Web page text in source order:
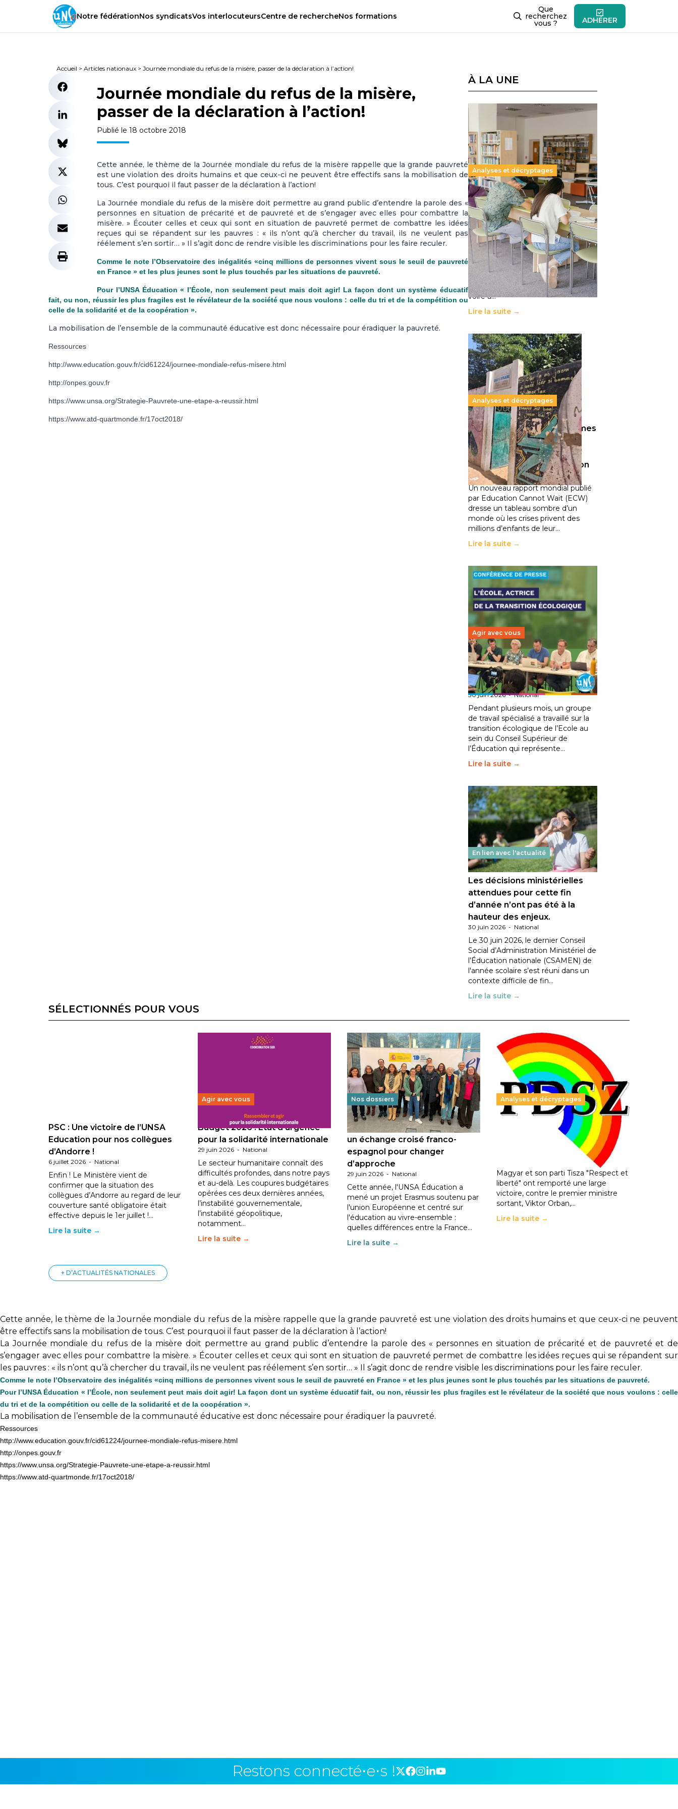
Notre fédérationNos syndicatsVos interlocuteursCentre de rechercheNos formations
Que
recherchez
vous ? ADHÉRER
Accueil > Articles nationaux > Journée mondiale du refus de la misère, passer de la déclaration à l’action!
Journée mondiale du refus de la misère,
passer de la déclaration à l’action!
Publié le 18 octobre 2018
Cette année, le thème de la Journée mondiale du refus de la misère rappelle que la grande pauvreté
est une violation des droits humains et que ceux-ci ne peuvent être effectifs sans la mobilisation de
tous. C’est pourquoi il faut passer de la déclaration à l’action!
La Journée mondiale du refus de la misère doit permettre au grand public d’entendre la parole des «
personnes en situation de précarité et de pauvreté et de s’engager avec elles pour combattre la
misère. » Écouter celles et ceux qui sont en situation de pauvreté permet de combattre les idées
reçues qui se répandent sur les pauvres : « ils n’ont qu’à chercher du travail, ils ne veulent pas
réélement s’en sortir… » Il s’agit donc de rendre visible les discriminations pour les faire reculer.
Comme le note l’Observatoire des inégalités «cinq millions de personnes vivent sous le seuil de pauvreté
en France » et les plus jeunes sont le plus touchés par les situations de pauvreté.
Pour l’UNSA Éducation « l’École, non seulement peut mais doit agir! La façon dont un système éducatif
fait, ou non, réussir les plus fragiles est le révélateur de la société que nous voulons : celle du tri et de la compétition ou
celle de la solidarité et de la coopération ».
La mobilisation de l’ensemble de la communauté éducative est donc nécessaire pour éradiquer la pauvreté.
Ressources
http://www.education.gouv.fr/cid61224/journee-mondiale-refus-misere.html
http://onpes.gouv.fr
https://www.unsa.org/Strategie-Pauvrete-une-etape-a-reussir.html
https://www.atd-quartmonde.fr/17oct2018/
À LA UNE
Analyses et décryptages
Supérieur privé : une dérive
qui met à mal la promesse
républicaine
11 juillet 2026- National
Le projet de loi sur la régulation de
l’enseignement supérieur privé met
en lumière l’amplification d’un
système qui relègue l’acte
pédagogique au superfétatoire,
voire à…
Lire la suite →
Analyses et décryptages
258 millions d’enfants victimes
de la guerre, des chocs
climatiques et des
déplacements de population
11 juillet 2026 -National
Un nouveau rapport mondial publié
par Education Cannot Wait (ECW)
dresse un tableau sombre d’un
monde où les crises privent des
millions d’enfants de leur…
Lire la suite →
Agir avec vous
Transition écologique de
l’éducation : l’UNSA Éducation
fait bouger les lignes
30 juin 2026-National
Pendant plusieurs mois, un groupe
de travail spécialisé a travaillé sur la
transition écologique de l’Ecole au
sein du Conseil Supérieur de
l’Éducation qui représente…
Lire la suite →
En lien avec l'actualité
Les décisions ministérielles
attendues pour cette fin
d’année n’ont pas été à la
hauteur des enjeux.
30 juin 2026 - National
Le 30 juin 2026, le dernier Conseil
Social d’Administration Ministériel de
l’Éducation nationale (CSAMEN) de
l'année scolaire s’est réuni dans un
contexte difficile de fin…
Lire la suite →
SÉLECTIONNÉS POUR VOUS
PSC : Une victoire de l’UNSA
Education pour nos collègues
d’Andorre !
6 juillet 2026 - National
Enfin ! Le Ministère vient de
confirmer que la situation des
collègues d’Andorre au regard de leur
couverture santé obligatoire était
effective depuis le 1er juillet !…
Lire la suite →
Agir avec vous
Budget 2026 : État d’urgence
pour la solidarité internationale
29 juin 2026 - National
Le secteur humanitaire connaît des
difficultés profondes, dans notre pays
et au-delà. Les coupures budgétaires
opérées ces deux dernières années,
l’instabilité gouvernementale,
l’instabilité géopolitique,
notamment…
Lire la suite →
Nos dossiers
Éducation au vivre-ensemble :
un échange croisé franco-
espagnol pour changer
d’approche
29 juin 2026 - National
Cette année, l'UNSA Éducation a
mené un projet Erasmus soutenu par
l'union Européenne et centré sur
l'éducation au vivre-ensemble :
quelles différences entre la France…
Lire la suite →
Analyses et décryptages
Hongrie : du changement pour
les politiques éducatives, aussi !
En Hongrie, le conservateur Peter
Magyar et son parti Tisza "Respect et
liberté" ont remporté une large
victoire, contre le premier ministre
sortant, Viktor Orban,…
Lire la suite →
+ D’ACTUALITÉS NATIONALES
Cette année, le thème de la Journée mondiale du refus de la misère rappelle que la grande pauvreté est une violation des droits humains et que ceux-ci ne peuvent
être effectifs sans la mobilisation de tous. C’est pourquoi il faut passer de la déclaration à l’action!
La Journée mondiale du refus de la misère doit permettre au grand public d’entendre la parole des « personnes en situation de précarité et de pauvreté et de
s’engager avec elles pour combattre la misère. » Écouter celles et ceux qui sont en situation de pauvreté permet de combattre les idées reçues qui se répandent sur
les pauvres : « ils n’ont qu’à chercher du travail, ils ne veulent pas réélement s’en sortir… » Il s’agit donc de rendre visible les discriminations pour les faire reculer.
Comme le note l’Observatoire des inégalités «cinq millions de personnes vivent sous le seuil de pauvreté en France » et les plus jeunes sont le plus touchés par les situations de pauvreté.
Pour l’UNSA Éducation « l’École, non seulement peut mais doit agir! La façon dont un système éducatif fait, ou non, réussir les plus fragiles est le révélateur de la société que nous voulons : celle
du tri et de la compétition ou celle de la solidarité et de la coopération ».
La mobilisation de l’ensemble de la communauté éducative est donc nécessaire pour éradiquer la pauvreté.
Ressources
http://www.education.gouv.fr/cid61224/journee-mondiale-refus-misere.html
http://onpes.gouv.fr
https://www.unsa.org/Strategie-Pauvrete-une-etape-a-reussir.html
https://www.atd-quartmonde.fr/17oct2018/
Restons connecté⋅e⋅s !